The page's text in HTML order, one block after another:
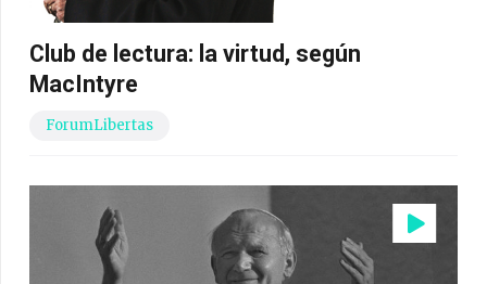
Club de lectura: la virtud, según
MacIntyre
ForumLibertas